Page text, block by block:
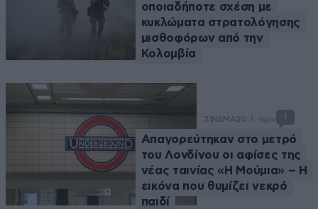
οποιαδήποτε σχέση με
κυκλώματα στρατολόγησης
μισθοφόρων από την
Κολομβία
ΣΙΝΕΜΑ20 λ. πριν
Απαγορεύτηκαν στο μετρό
του Λονδίνου οι αφίσες της
νέας ταινίας «Η Μούμια» – Η
εικόνα που θυμίζει νεκρό
παιδί